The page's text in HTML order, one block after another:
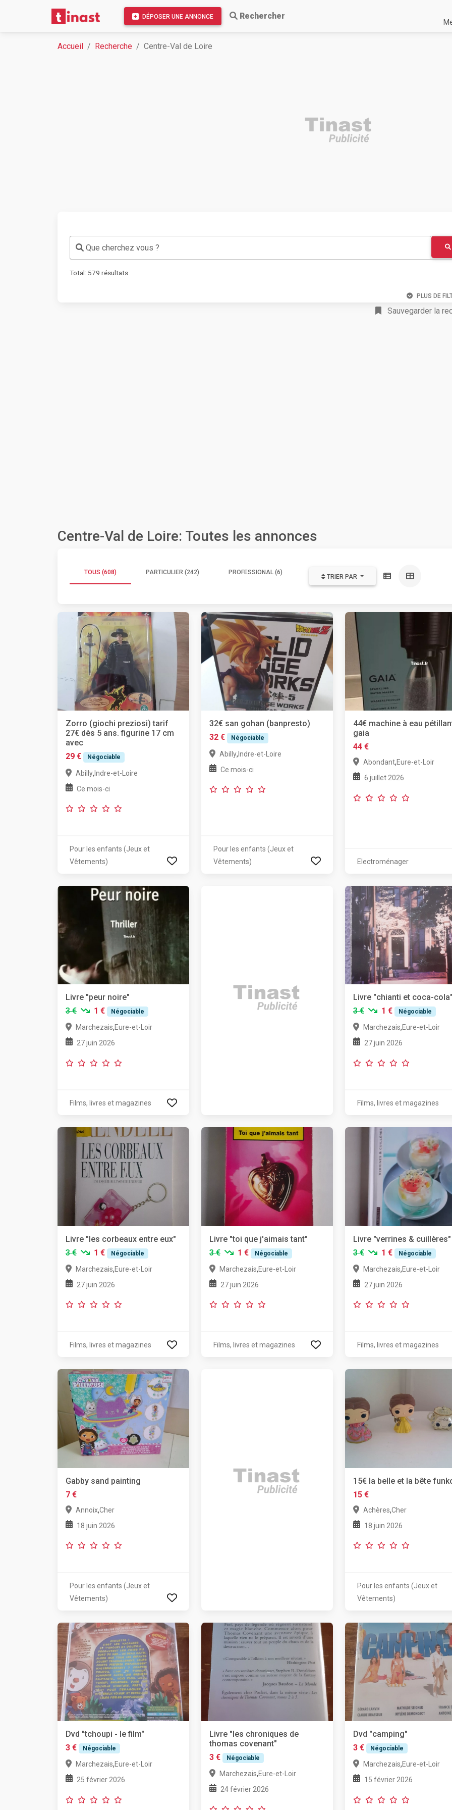
DÉPOSER UNE ANNONCE Rechercher
Accueil Recherche Centre-Val de Loire
Que cherchez vous ?
Total: 579 résultats
PLUS DE
Sauvegarder la
Centre-Val de Loire: Toutes les annonces
TOUS (608) PARTICULIER (242) PROFESSIONAL (6)
TRIER PAR
Zorro (giochi preziosi) tarif
27€ dès 5 ans. figurine 17 cm
avec
29 €
Négociable
Abilly,Indre-et-Loire
Ce mois-ci
Pour les enfants (Jeux et
Vêtements)
32€ san gohan (banpresto)
32 €
Négociable
Abilly,Indre-et-Loire
Ce mois-ci
Pour les enfants (Jeux et
Vêtements)
44€ machine à eau
gaia
44 €
Abondant,Eure-et-Loir
6 juillet 2026
Electroménager
Livre "peur noire"
3 €
1 € Négociable
Marchezais,Eure-et-Loir
27 juin 2026
Films, livres et magazines
Livre "chianti et coca-
3 €
1 € Négociable
Marchezais,Eure-et-Loir
27 juin 2026
Films, livres et magazines
Livre "les corbeaux entre eux"
3 €
1 € Négociable
Marchezais,Eure-et-Loir
27 juin 2026
Films, livres et magazines
Livre "toi que j'aimais tant"
3 €
1 € Négociable
Marchezais,Eure-et-Loir
27 juin 2026
Films, livres et magazines
Livre "verrines & cuillères"
3 €
1 € Négociable
Marchezais,Eure-et-Loir
27 juin 2026
Films, livres et magazines
Gabby sand painting
7 €
Annoix,Cher
18 juin 2026
Pour les enfants (Jeux et
Vêtements)
15€ la belle et la bête
15 €
Achères,Cher
18 juin 2026
Pour les enfants (Jeux et
Vêtements)
Dvd "tchoupi - le film"
3 €
Négociable
Marchezais,Eure-et-Loir
25 février 2026
Livre "les chroniques de
thomas covenant"
3 €
Négociable
Marchezais,Eure-et-Loir
24 février 2026
Dvd "camping"
3 €
Négociable
Marchezais,Eure-et-Loir
15 février 2026